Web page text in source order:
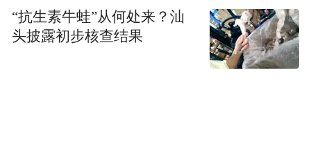
“抗生素牛蛙”从何处来？汕
头披露初步核查结果